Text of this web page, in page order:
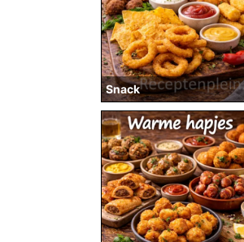
Snack